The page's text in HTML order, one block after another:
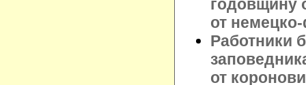
годовщину
от
Работники
от